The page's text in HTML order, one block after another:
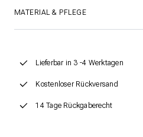
MATERIAL & PFLEGE
Lieferbar in 3 -4 Werktagen
Kostenloser Rückversand
14 Tage Rückgaberecht